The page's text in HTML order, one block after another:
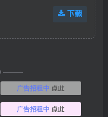
下载
———
广告招租中 点此
广告招租中 点此